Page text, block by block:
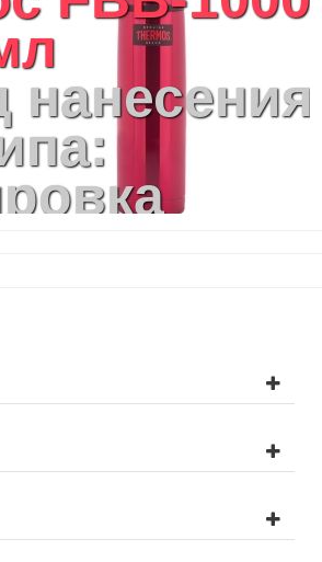
нанесения